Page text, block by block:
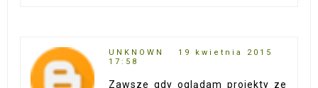
UNKNOWN
19 kwietnia 2015
17:58
Zawsze gdy oglądam projekty ze